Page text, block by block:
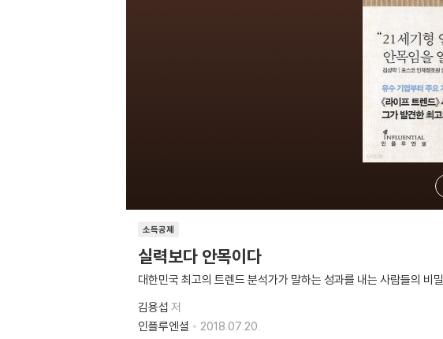
소득공제
실력보다 안목이다
대한민국 최고의 트렌드 분석가가 말하는 성과를 내는 사람들의 비밀
김용섭 저
인플루엔셜
2018.07.20.